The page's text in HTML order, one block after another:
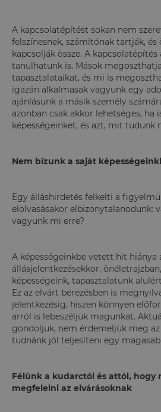
A kapcsolatépítést sokan nem
felszínesnek, számítónak tartják, és
kapcsolják össze. A kapcsolatépítés
tanulhatunk is. Mások
tapasztalataikat, és mi is
igazán alkalmasak vagyunk egy
ajánlásunk a másik személy
azonban csak akkor lehetséges, ha
képességeinket, és azt, mit tudunk
Nem bízunk a saját
Egy álláshirdetés felkelti a
elolvasásakor elbizonytalanodunk:
vagyunk mi erre?
A képességeinkbe vetett hit hiánya
állásjelentkezésekkor,
képességeink, tapasztalatunk
Ez az elvárt bérezésben is
jelentkezésig, hiszen könnyen
arról is lebeszéljük magunkat.
gondoljuk, nem érdemeljük meg
tudnánk jól teljesíteni egy
Félünk a kudarctól és attól, hogy
megfelelni az elvárásoknak